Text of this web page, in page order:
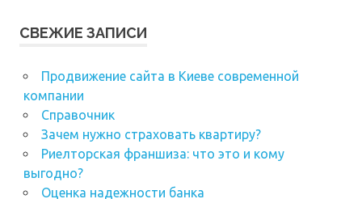
СВЕЖИЕ ЗАПИСИ
Продвижение сайта в Киеве современной
компании
Справочник
Зачем нужно страховать квартиру?
Риелторская франшиза: что это и кому
выгодно?
Оценка надежности банка